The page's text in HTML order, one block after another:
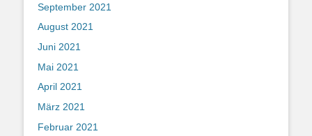
September 2021
August 2021
Juni 2021
Mai 2021
April 2021
März 2021
Februar 2021